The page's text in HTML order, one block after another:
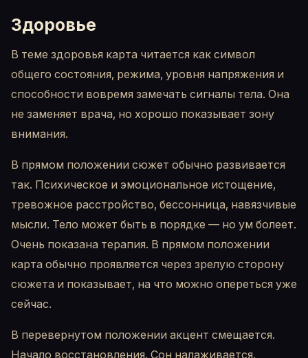
Здоровье
В теме здоровья карта читается как символ
общего состояния, режима, уровня напряжения и
способности вовремя замечать сигналы тела. Она
не заменяет врача, но хорошо показывает зону
внимания.
В прямом положении сюжет обычно развивается
так. Психическое и эмоциональное истощение,
тревожное расстройство, бессонница, навязчивые
мысли. Тело может быть в порядке — но ум болеет.
Очень показана терапия. В прямом положении
карта обычно проявляется через зрелую сторону
сюжета и показывает, на что можно опереться уже
сейчас.
В перевернутом положении акцент смещается.
Начало восстановления. Сон налаживается,